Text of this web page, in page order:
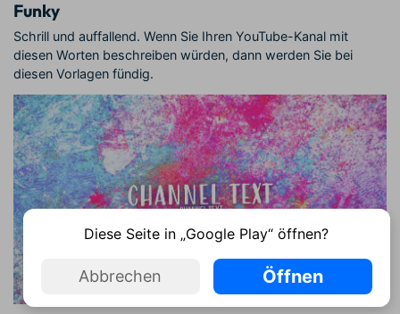
Funky
Schrill und auffallend. Wenn Sie Ihren YouTube-Kanal mit
diesen Worten beschreiben würden, dann werden Sie bei
diesen Vorlagen fündig.
Diese Seite in „Google Play“ öffnen?
Abbrechen Öffnen